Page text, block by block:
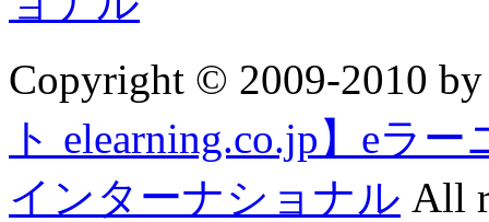
Copyright © 2009-2010
ト elearning.co.jp】eラ
インターナショナル All